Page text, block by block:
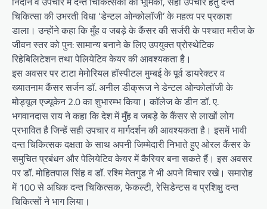
चिकित्सा की उभरती विधा ‘डेन्टल ओन्कोलॉजी’ के महत्व पर प्रकाश
डाला। उन्होंने कहा कि मुँह व जबड़े के कैंसर की सर्जरी के पश्चात मरीज के
जीवन स्तर को पुन: सामान्य बनाने के लिए उपयुक्त प्रोस्थेटिक
रिहेबिलिटेशन तथा पेलियेटिव केयर की आवश्यकता है।
इस अवसर पर टाटा मेमोरियल हॉस्पीटल मुम्बई के पूर्व डायरेक्टर व
ख्यातनाम कैंसर सर्जन डॉ. अनील डीक्रूज ने डेन्टल ओन्कोलॉजी के
मोड्यूल एज्यूकेन 2.0 का शुभारम्भ किया। कॉलेज के डीन डॉ. ए.
भगवानदास राय ने कहा कि देश में मुँह व जबड़े के कैंसर से लाखों लोग
प्रभावित है जिन्हें सही उपचार व मार्गदर्शन की आवश्यकता है। इसमें भावी
दन्त चिकित्सक दक्षता के साथ अपनी जिम्मेदारी निभाते हुए ओरल कैंसर के
समुचित प्रबंधन और पेलियेटिव केयर में कैरियर बना सकते हैं। इस अवसर
पर डॉ. मोहितपाल सिंह व डॉ. रश्मि मेतगुड ने भी अपने विचार रखे। समारोह
में 100 से अधिक दन्त चिकित्सक, फेकल्टी, रेसिडेन्टस व प्रशिक्षु दन्त
चिकित्सों ने भाग लिया।